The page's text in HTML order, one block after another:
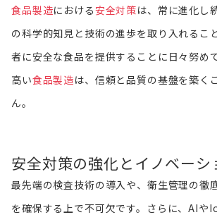
食品製造における安全対策は、常に進化し
の科学的知見と技術の進歩を取り入れるこ
者に安全な食品を提供することに日々努め
高い食品製造は、信頼と品質の基盤を築く
ん。
安全対策の強化とイノベーシ
最先端の検査技術の導入や、衛生管理の徹
を確保する上で不可欠です。さらに、AIや